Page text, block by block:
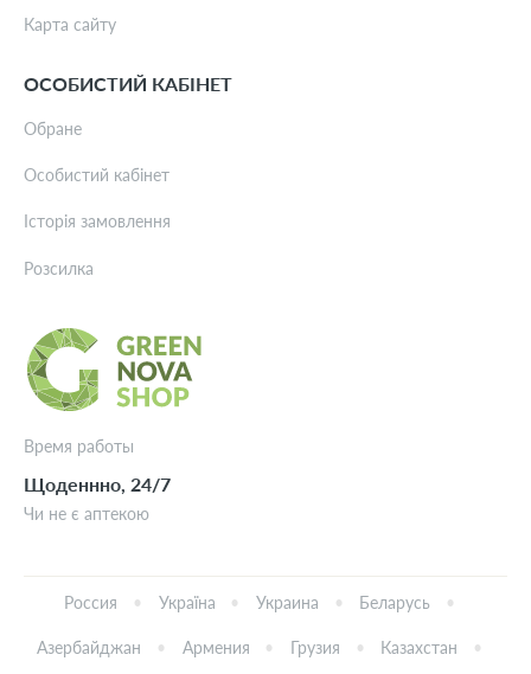
Время работы
Щоденнно, 24/7
Чи не є аптекою
Карта сайту
ОСОБИСТИЙ КАБІНЕТ
Обране
Особистий кабінет
Історія замовлення
Розсилка
Россия Україна Украина Беларусь
Азербайджан Армения Грузия Казахстан